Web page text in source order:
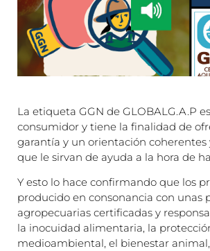
La etiqueta GGN de GLOBALG.A.P
consumidor y tiene la finalidad de
garantía y un orientación coherentes
que le sirvan de ayuda a la hora de
Y esto lo hace confirmando que los
producido en consonancia con unas
agropecuarias certificadas y
la inocuidad alimentaria, la
medioambiental, el bienestar